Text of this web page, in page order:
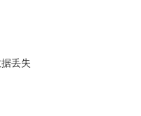
丢失